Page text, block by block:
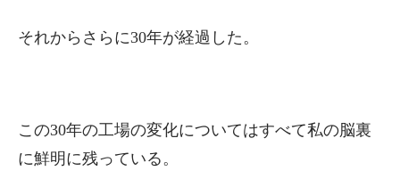
それからさらに30年が経過した。
この30年の工場の変化についてはすべて私の脳裏
に鮮明に残っている。